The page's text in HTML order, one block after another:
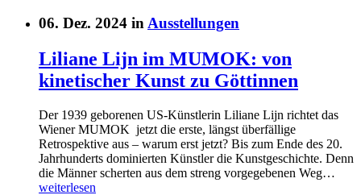
06. Dez. 2024 in Ausstellungen
Liliane Lijn im MUMOK: von
kinetischer Kunst zu Göttinnen
Der 1939 geborenen US-Künstlerin Liliane Lijn richtet das
Wiener MUMOK jetzt die erste, längst überfällige
Retrospektive aus – warum erst jetzt? Bis zum Ende des 20.
Jahrhunderts dominierten Künstler die Kunstgeschichte. Denn
die Männer scherten aus dem streng vorgegebenen Weg…
weiterlesen